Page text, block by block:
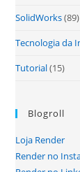
SolidWorks(89)
Tecnologia da
Tutorial(15)
Blogroll
Loja Render
Render no